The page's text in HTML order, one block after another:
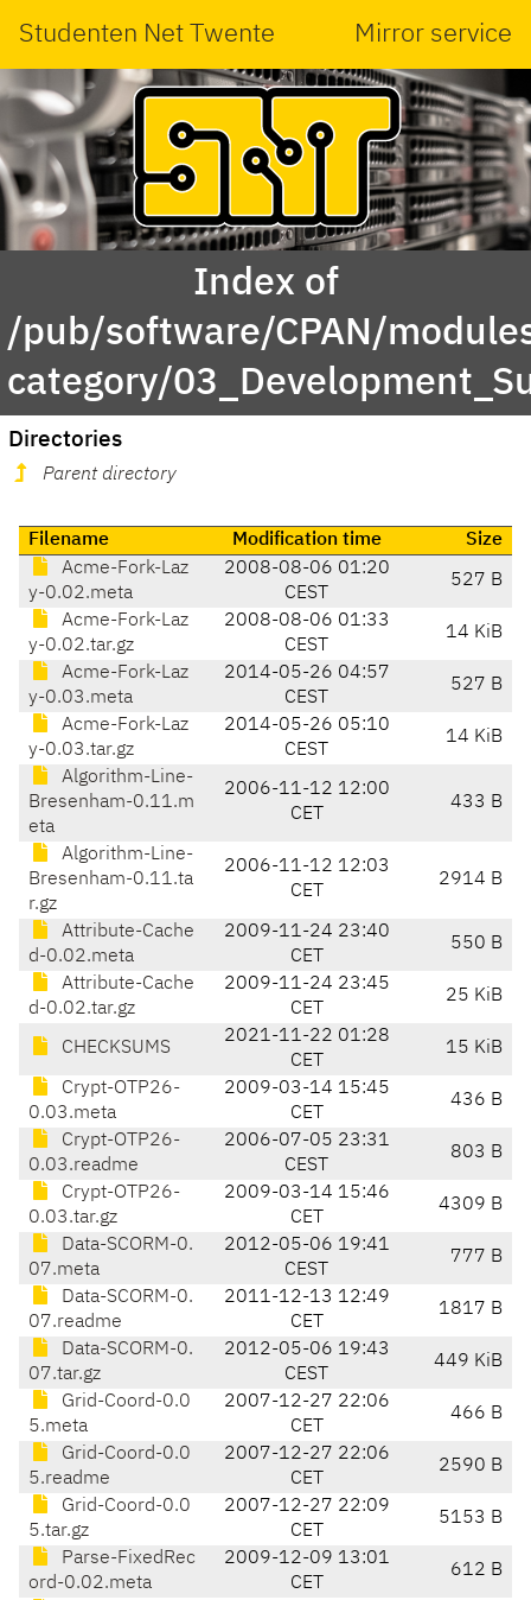
Studenten Net Twente Mirror service
Index of
/pub/software/CPAN/
category/
Directories
Parent directory
Filename Modification time
Size
Acme-Fork-Laz
y-0.02.meta
2008-08-06 01:20
CEST
527 B
Acme-Fork-Laz
y-0.02.tar.gz
2008-08-06 01:33
CEST
14 KiB
Acme-Fork-Laz
y-0.03.meta
2014-05-26 04:57
CEST
527 B
Acme-Fork-Laz
y-0.03.tar.gz
2014-05-26 05:10
CEST
14 KiB
Algorithm-Line-
Bresenham-0.11.m
eta
2006-11-12 12:00
CET
433 B
Algorithm-Line-
Bresenham-0.11.ta
r.gz
2006-11-12 12:03
CET
2914 B
Attribute-Cache
d-0.02.meta
2009-11-24 23:40
CET
550 B
Attribute-Cache
d-0.02.tar.gz
2009-11-24 23:45
CET
25 KiB
CHECKSUMS
2021-11-22 01:28
CET
15 KiB
Crypt-OTP26-
0.03.meta
2009-03-14 15:45
CET
436 B
Crypt-OTP26-
0.03.readme
2006-07-05 23:31
CEST
803 B
Crypt-OTP26-
0.03.tar.gz
2009-03-14 15:46
CET
4309 B
Data-SCORM-0.
07.meta
2012-05-06 19:41
CEST
777 B
Data-SCORM-0.
07.readme
2011-12-13 12:49
CET
1817 B
Data-SCORM-0.
07.tar.gz
2012-05-06 19:43
CEST
449 KiB
Grid-Coord-0.0
5.meta
2007-12-27 22:06
CET
466 B
Grid-Coord-0.0
5.readme
2007-12-27 22:06
CET
2590 B
Grid-Coord-0.0
5.tar.gz
2007-12-27 22:09
CET
5153 B
Parse-FixedRec
ord-0.02.meta
2009-12-09 13:01
CET
612 B